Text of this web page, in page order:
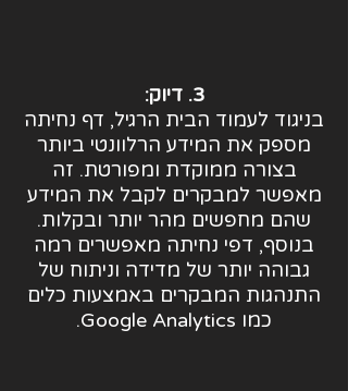
3. דיוק:
בניגוד לעמוד הבית הרגיל, דף נחיתה
מספק את המידע הרלוונטי ביותר
בצורה ממוקדת ומפורטת. זה
מאפשר למבקרים לקבל את המידע
שהם מחפשים מהר יותר ובקלות.
בנוסף, דפי נחיתה מאפשרים רמה
גבוהה יותר של מדידה וניתוח של
התנהגות המבקרים באמצעות כלים
כמו Google Analytics.